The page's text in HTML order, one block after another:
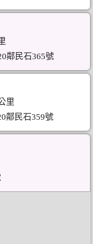
鄰民石365號
里
鄰民石359號